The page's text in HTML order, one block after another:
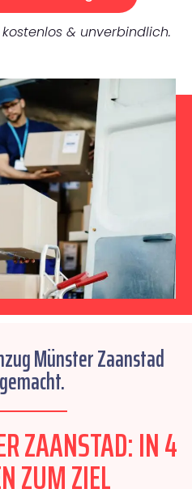
kostenlos & unverbindlich.
Münster Zaanstad
ZAANSTAD: IN 4
ZUM ZIEL